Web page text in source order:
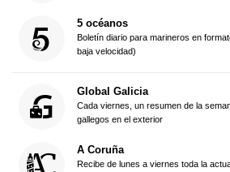
5 océanos
Boletín diario para marineros en
baja velocidad)
Global Galicia
Cada viernes, un resumen de la
gallegos en el exterior
A Coruña
Recibe de lunes a viernes toda la